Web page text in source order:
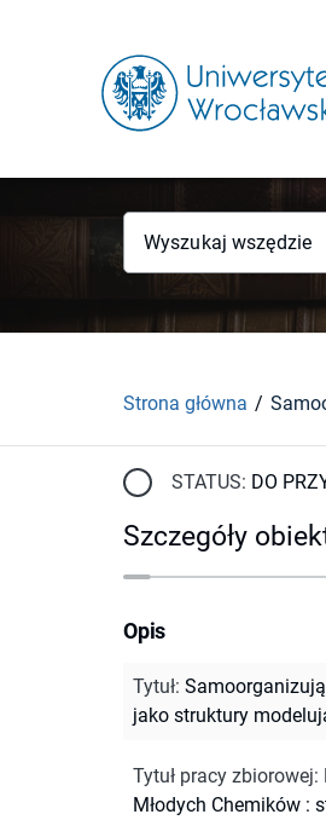
Wyszukaj wszędzie
Strona główna
STATUS: DO
Szczegóły
Opis
Tytuł:
jako struktury
Tytuł pracy zbiorowej:
Młodych Chemików :